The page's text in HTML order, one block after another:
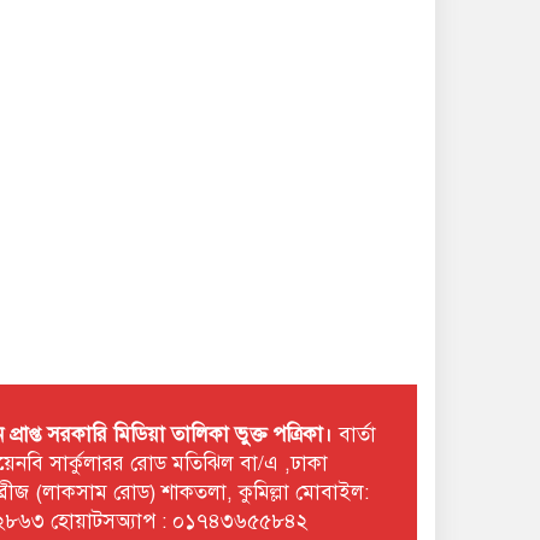
সরকারি মিডিয়া তালিকা ভুক্ত পত্রিকা। বার্তা
সার্কুলারর রোড মতিঝিল বা/এ ,ঢাকা
(লাকসাম রোড) শাকতলা, কুমিল্লা মোবাইল:
হোয়াটসঅ্যাপ : ০১৭৪৩৬৫৫৮৪২